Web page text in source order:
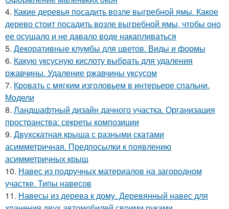
4. Какие деревья посадить возле выгребной ямы. Какое
дерево стоит посадить возле выгребной ямы, чтобы оно
ее осушало и не давало воде накапливаться
5. Декоративные клумбы для цветов. Виды и формы
6. Какую уксусную кислоту выбрать для удаления
ржавчины. Удаление ржавчины уксусом
7. Кровать с мягким изголовьем в интерьере спальни.
Модели
8. Ландшафтный дизайн дачного участка. Организация
пространства: секреты композиции
9. Двухскатная крыша с разными скатами
асимметричная. Предпосылки к появлению
асимметричных крыш
10. Навес из подручных материалов на загородном
участке. Типы навесов
11. Навесы из дерева к дому. Деревянный навес для